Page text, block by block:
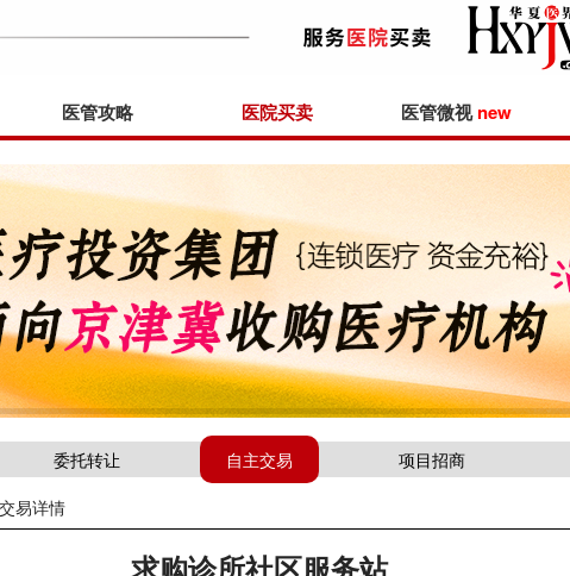
医管攻略 医院买卖 医管微视new
委托转让 自主交易 项目招商
易详情
求购诊所社区服务站